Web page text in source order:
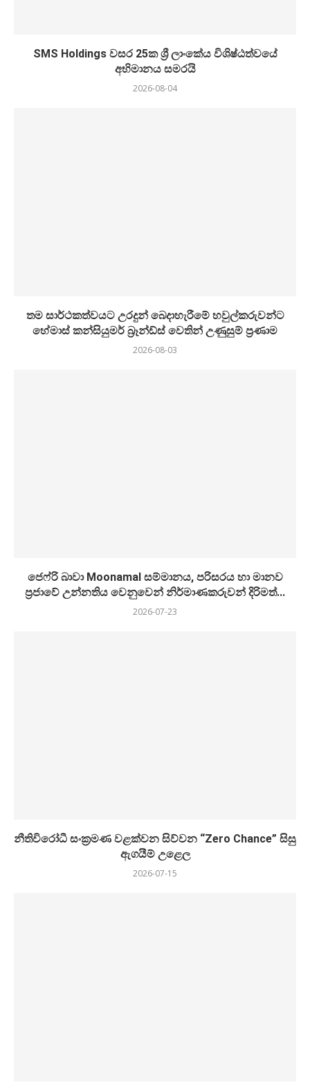
SMS Holdings වසර 25ක ශ්‍රී ලාංකේය විශිෂ්ඨත්වයේ
අභිමානය සමරයි
2026-08-04
තම සාර්ථකත්වයට උරදුන් බෙදාහැරීමේ හවුල්කරුවන්ට
හේමාස් කන්සියුමර් බ්‍රෑන්ඩ්ස් වෙතින් උණුසුම් ප්‍රණාම
2026-08-03
ජෙෆ්රි බාවා Moonamal සම්මානය, පරිසරය හා මානව
ප්‍රජාවේ උන්නතිය වෙනුවෙන් නිර්මාණකරුවන් දිරිමත්...
2026-07-23
නීතිවිරෝධී සංක්‍රමණ වළක්වන සිව්වන “Zero Chance” සිසු
ඇගයීම් උළෙල
2026-07-15